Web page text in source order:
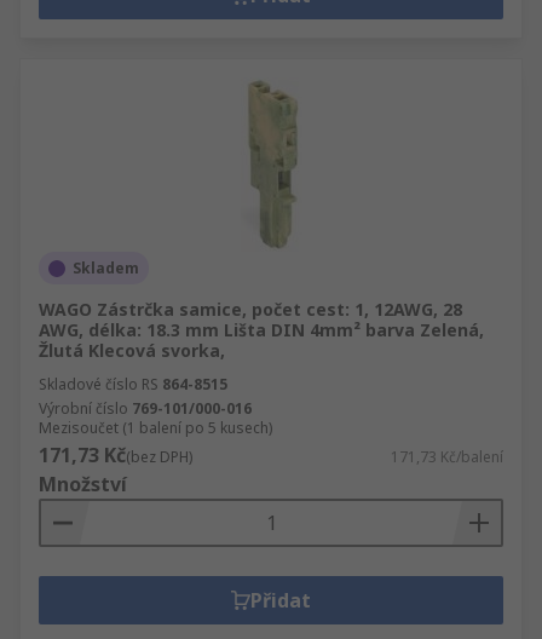
Skladem
WAGO Zástrčka samice, počet cest: 1, 12AWG, 28
AWG, délka: 18.3 mm Lišta DIN 4mm² barva Zelená,
Žlutá Klecová svorka,
Skladové číslo RS 864-8515
Výrobní číslo 769-101/000-016
Mezisoučet (1 balení po 5 kusech)
171,73 Kč(bez DPH) 171,73 Kč/balení
Množství
Přidat